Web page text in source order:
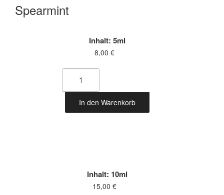
Spearmint
Inhalt: 5ml
8,00 €
In den Warenkorb
Inhalt: 10ml
15,00 €